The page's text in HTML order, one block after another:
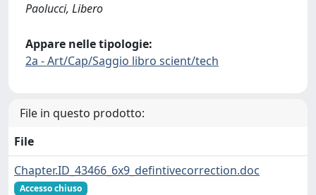
Paolucci, Libero
Appare nelle tipologie:
2a - Art/Cap/Saggio libro scient/tech
File in questo prodotto:
File
Chapter.ID_43466_6x9_defintivecorrection.doc
Accesso chiuso